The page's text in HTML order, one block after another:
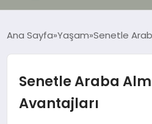
GÜNCEL
EĞITIM
Ana Sayfa Yaşam Senetle
Senetle Araba
Avantajları